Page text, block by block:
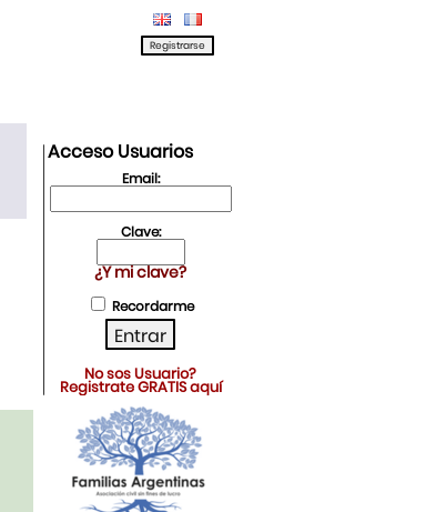
Acceso Usuarios
Email:
Clave:
¿Y mi clave?
Recordarme
No sos Usuario?
Registrate GRATIS aquí